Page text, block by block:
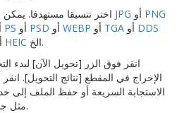
JPG
PNG
PS PSD WEBP TGA
DDS
HEIC
الخ.
الإخراج في المقطع [نتائج التحويل]. انقر
الاستجابة السريعة أو حفظ الملف إلى
مثل جوجل درايف أو دروببواكس.